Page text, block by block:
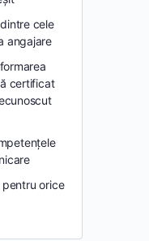
cele
angajare
certificat
pentru orice